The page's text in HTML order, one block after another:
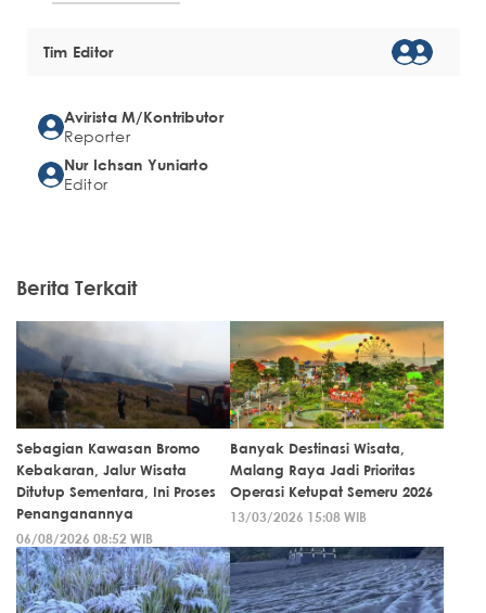
Tim Editor
Avirista M/Kontributor
Reporter
Nur Ichsan Yuniarto
Editor
Berita Terkait
Sebagian Kawasan Bromo
Kebakaran, Jalur Wisata
Ditutup Sementara, Ini Proses
Penanganannya
06/08/2026 08:52 WIB
Banyak Destinasi Wisata,
Malang Raya Jadi Prioritas
Operasi Ketupat Semeru 2026
13/03/2026 15:08 WIB